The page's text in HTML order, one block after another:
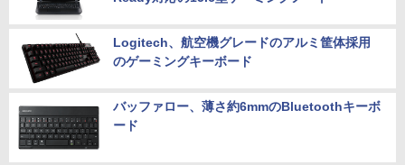
Logitech、航空機グレードのアルミ筐体採用
のゲーミングキーボード
バッファロー、薄さ約6mmのBluetoothキーボ
ード